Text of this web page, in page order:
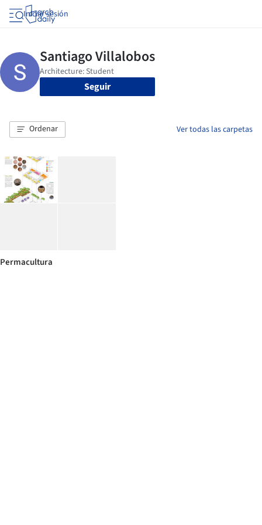
Iniciar sesión
Seguir
Ordenar Ver todas las carpetas
Permacultura